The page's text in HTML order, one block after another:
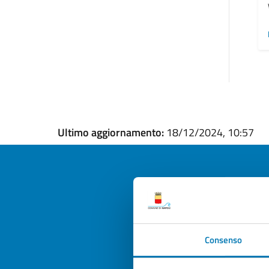
Consenso
Ultimo aggiornamento: 18/12/2024, 10:57
Valuta